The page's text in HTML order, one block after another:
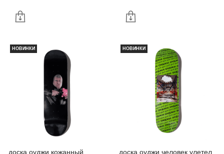
НОВИНКИ
доска оуджи кожанный
НОВИНКИ
доска оуджи человек улетел